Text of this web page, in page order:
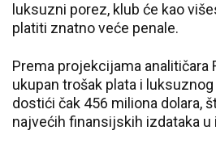
luksuzni porez, klub će kao
platiti znatno veće penale.
Prema projekcijama analitičara
ukupan trošak plata i
dostići čak 456 miliona dolara,
najvećih finansijskih izdataka u